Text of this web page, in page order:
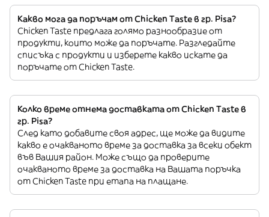
Какво мога да поръчам от Chicken Taste в гр. Pisa?
Chicken Taste предлага голямо разнообразие от
продукти, които може да поръчате. Разгледайте
списъка с продукти и изберете какво искате да
поръчате от Chicken Taste.
Колко време отнема доставката от Chicken Taste в
гр. Pisa?
След като добавите своя адрес, ще може да видите
какво е очакваното време за доставка за всеки обект
във Вашия район. Може също да проверите
очакваното време за доставка на Вашата поръчка
от Chicken Taste при етапа на плащане.